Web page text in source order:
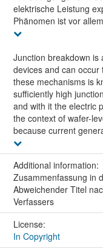
elektrische Leistung
Phänomen ist vor
Junction breakdown is
devices and can
these mechanisms is
sufficiently high
and with it the electric
the context of wafer-
because current
Additional information:
Zusammenfassung in
Abweichender Titel
Verfassers
License:
In Copyright